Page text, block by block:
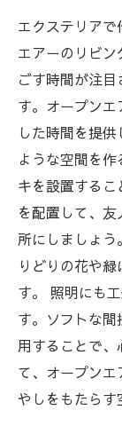
エクステリア
エアーのリビ
ごす時間が注
す。オープン
した時間を提
ような空間を
キを設置する
を配置して、
所にしましょ
りどりの花や
す。 照明にも
す。ソフトな
用することで
て、オープン
やしをもたらす